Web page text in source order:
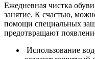
Ежедневная чистка
занятие. К счастью,
помощи специальных
предотвращают
Использование